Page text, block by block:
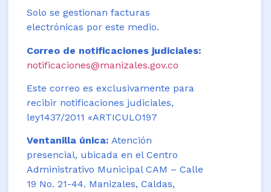
Solo se gestionan facturas
electrónicas por este medio.
Correo de notificaciones judiciales:
notificaciones@manizales.gov.co
Este correo es exclusivamente para
recibir notificaciones judiciales,
ley1437/2011 «ARTICULO197
Ventanilla única: Atención
presencial, ubicada en el Centro
Administrativo Municipal CAM – Calle
19 No. 21-44. Manizales, Caldas,